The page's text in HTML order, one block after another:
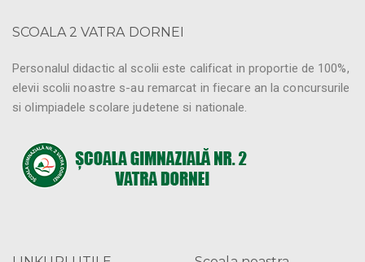
SCOALA 2 VATRA DORNEI
Personalul didactic al scolii este calificat in proportie de 100%,
elevii scolii noastre s-au remarcat in fiecare an la concursurile
si olimpiadele scolare judetene si nationale.